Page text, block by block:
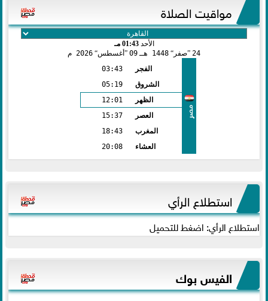
مواقيت الصلاة
الأحد01:43 مـ
24
صفر 1448 هـ 09 أغسطس 2026 م
مصر
الفجر
03:43
الشروق
05:19
الظهر
12:01
العصر
15:37
المغرب
18:43
العشاء
20:08
استطلاع الرأي
استطلاع الرأي: اضغط للتحميل
الفيس بوك